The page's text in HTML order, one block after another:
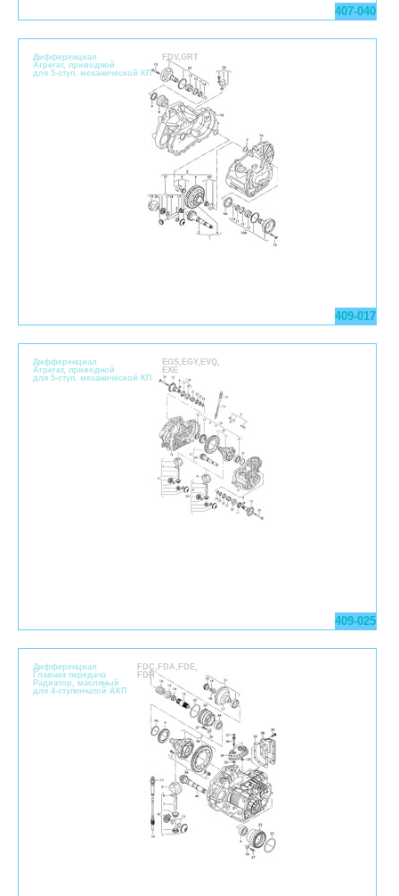
407-040
Дифференциал
Агрегат, приводной
для 5-ступ. механической КП
FDV,GRT
409-017
Дифференциал
Агрегат, приводной
для 5-ступ. механической КП
EGS,EGY,EVQ,
EXE
409-025
Дифференциал
Главная передача
Pадиатор, масляный
для 4-ступенчатой АКП
FDC,FDA,FDE,
FDH